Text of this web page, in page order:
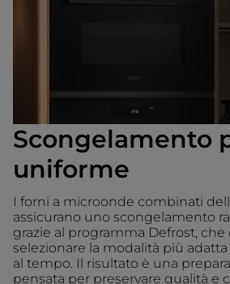
Scongelamento
uniforme
I forni a microonde combinati
assicurano uno scongelamento
grazie al programma Defrost,
selezionare la modalità più adatta
al tempo. Il risultato è una
pensata per preservare qualità e